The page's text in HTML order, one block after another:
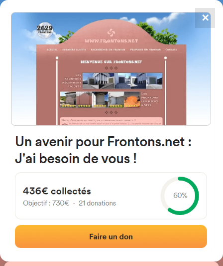
FRONTONS.NET
BUSCAR UN FRONTÓN
AÑADIR UN FRONTÓN
4784
frontones
C. de la Frontera 19268 Algora,
Guadalajara Espagne
17 Guada jara España
Frontón de pared izquierda
Localización|Fotos|Comentarios y reseñas
✕